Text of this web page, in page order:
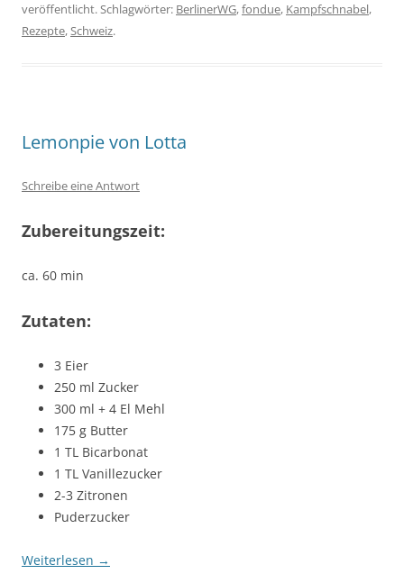
veröffentlicht. Schlagwörter: BerlinerWG,fondue, Kampfschnabel,
Rezepte,Schweiz.
Lemonpie von Lotta
Schreibe eine Antwort
Zubereitungszeit:
ca. 60 min
Zutaten:
3 Eier
250 ml Zucker
300 ml + 4 El Mehl
175 g Butter
1 TL Bicarbonat
1 TL Vanillezucker
2-3 Zitronen
Puderzucker
Weiterlesen →